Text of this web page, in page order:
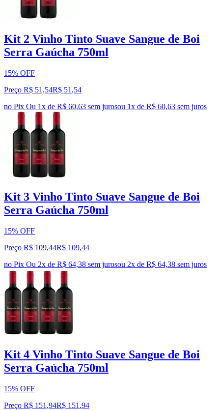
Kit 2 Vinho Tinto Suave Sangue de Boi
Serra Gaúcha 750ml
15% OFF
Preço R$ 51,54R$ 51 ,54
no Pix Ou 1x de R$ 60,63 sem jurosou 1x de R$ 60,63 sem juros
Kit 3 Vinho Tinto Suave Sangue de Boi
Serra Gaúcha 750ml
15% OFF
Preço R$ 109,44R$ 109,44
no Pix Ou 2x de R$ 64,38 sem jurosou 2x de R$ 64,38 sem juros
Kit 4 Vinho Tinto Suave Sangue de Boi
Serra Gaúcha 750ml
15% OFF
Preço R$ 151,94R$ 151 ,94